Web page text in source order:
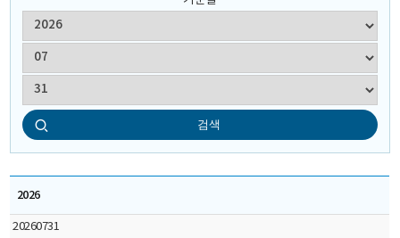
검색
공개
2026
20260731